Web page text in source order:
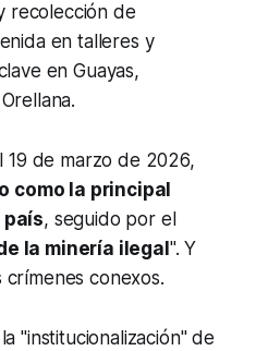
recolección de
en talleres y
en Guayas,
19 de marzo de 2026,
como la principal
país, seguido por el
la minería ilegal ". Y
conexos.
"institucionalización" de